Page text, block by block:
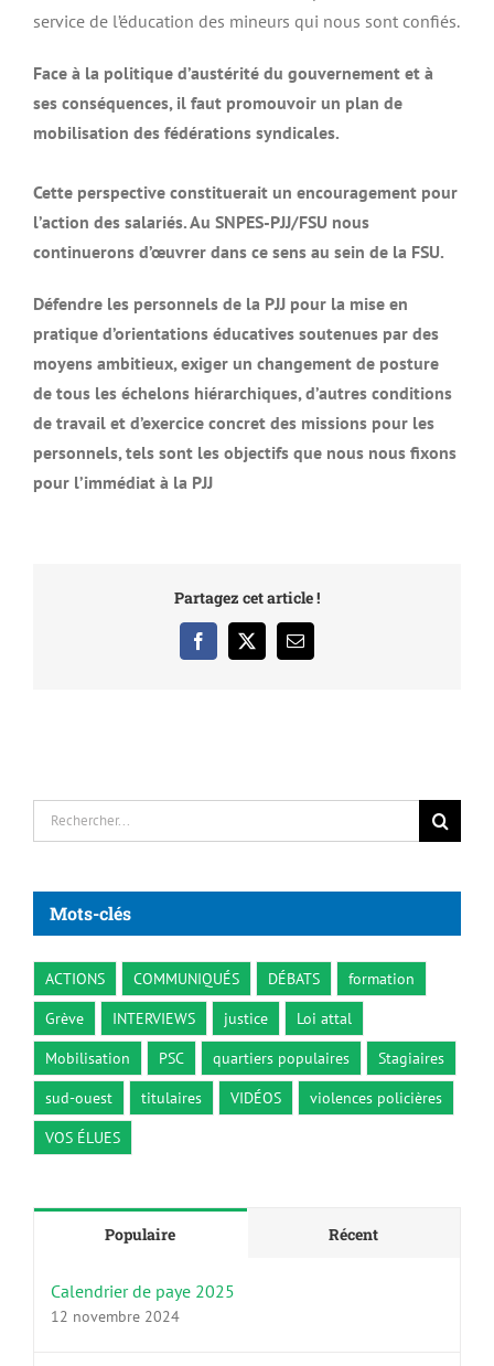
service de l’éducation des mineurs qui nous sont confiés.
Face à la politique d’austérité du gouvernement et à
ses conséquences, il faut promouvoir un plan de
mobilisation des fédérations syndicales.
Cette perspective constituerait un encouragement pour
l’action des salariés. Au SNPES-PJJ/FSU nous
continuerons d’œuvrer dans ce sens au sein de la FSU.
Défendre les personnels de la PJJ pour la mise en
pratique d’orientations éducatives soutenues par des
moyens ambitieux, exiger un changement de posture
de tous les échelons hiérarchiques, d’autres conditions
de travail et d’exercice concret des missions pour les
personnels, tels sont les objectifs que nous nous fixons
pour l’immédiat à la PJJ
Partagez cet article !
Facebook
X Email
Rechercher:
Mots-clés
ACTIONS COMMUNIQUÉS DÉBATS
formation
Grève
INTERVIEWS justice
Loi attal
Mobilisation
PSC quartiers populaires
Stagiaires
sud-ouest
titulaires VIDÉOS
violences policières
VOS ÉLUES
Populaire Récent
Calendrier de paye 2025
12 novembre 2024